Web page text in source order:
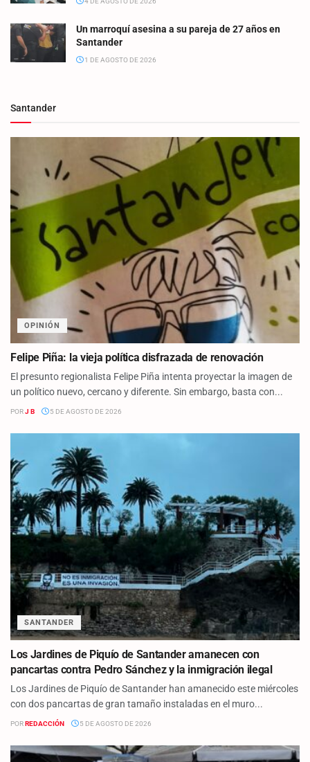
Un marroquí asesina a su pareja de 27 años en
Santander
1 DE AGOSTO DE 2026
Santander
OPINIÓN
Felipe Piña: la vieja política disfrazada de renovación
El presunto regionalista Felipe Piña intenta proyectar la imagen de
un político nuevo, cercano y diferente. Sin embargo, basta con...
PORJ B 5 DE AGOSTO DE 2026
SANTANDER
Los Jardines de Piquío de Santander amanecen con
pancartas contra Pedro Sánchez y la inmigración ilegal
Los Jardines de Piquío de Santander han amanecido este miércoles
con dos pancartas de gran tamaño instaladas en el muro...
PORREDACCIÓN 5 DE AGOSTO DE 2026